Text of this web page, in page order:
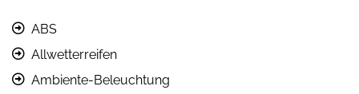
ABS
Allwetterreifen
Ambiente-Beleuchtung